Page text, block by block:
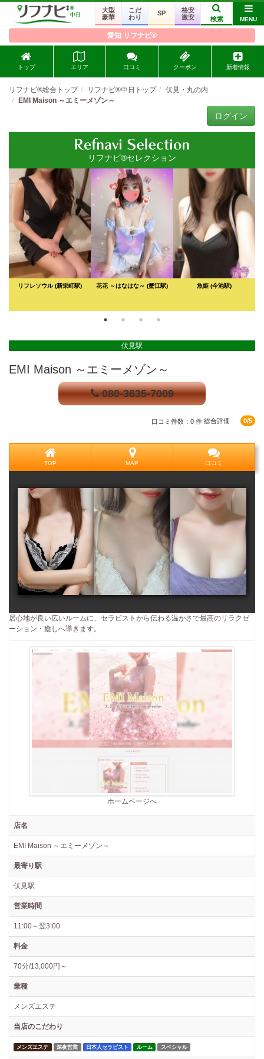
大型
豪華
こだ
わり
SP
格安
激安
検索 MENU
愛知 リフナビ®
トップ エリア 口コミ クーポン 新着情報
リフナビ®総合トップ リフナビ®中日トップ
伏見・丸の内
EMI Maison ～エミーメゾン～
ログイン
リフナビ®セレクション
リフレソウル(新栄町駅) 花花 ～はなはな～ (蟹江駅) 魚姫 (今池駅)
伏見駅
EMI Maison ～エミーメゾン～
080-3635-7009
口コミ件数：0 件 総合評価 0/5
TOP MAP 口コミ
居心地が良い広いルームに、セラピストから伝わる温かさで最高のリラクゼ
ーション・癒しへ導きます。
ホームページへ
店名
EMI Maison ～エミーメゾン～
最寄り駅
伏見駅
営業時間
11:00～翌3:00
料金
70分/13,000円～
業種
メンズエステ
当店のこだわり
メンズエステ 深夜営業 日本人セラピスト ルーム スペシャル